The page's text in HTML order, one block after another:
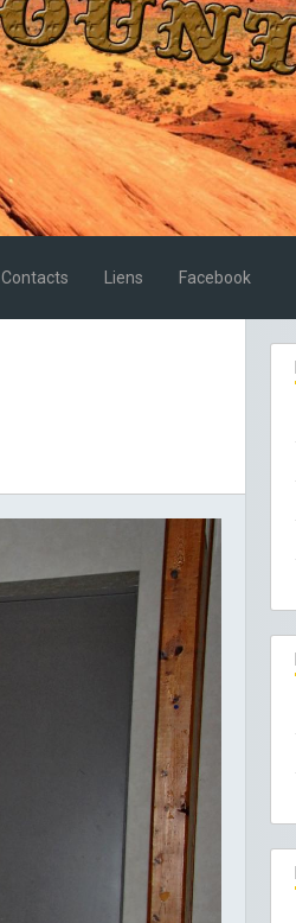
Contacts Liens Facebook